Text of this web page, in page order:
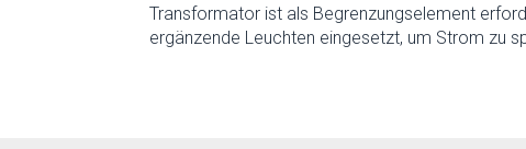
Transformator ist als Begrenzungselement
ergänzende Leuchten eingesetzt, um Strom zu